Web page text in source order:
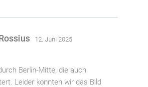
12. Juni 2025
Berlin-Mitte, die auch
Leider konnten wir das Bild